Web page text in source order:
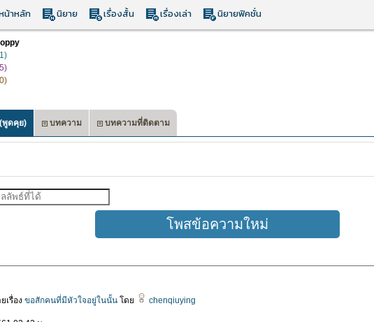
น้าหลัก นิยาย เรื่องสั้น เรื่องเล่า นิยายฟิคชั่น
พูดคุย) บทความ บทความที่ติดตาม
เรื่อง ขอสักคนที่มีหัวใจอยู่ในนั้น โดย chenqiuying